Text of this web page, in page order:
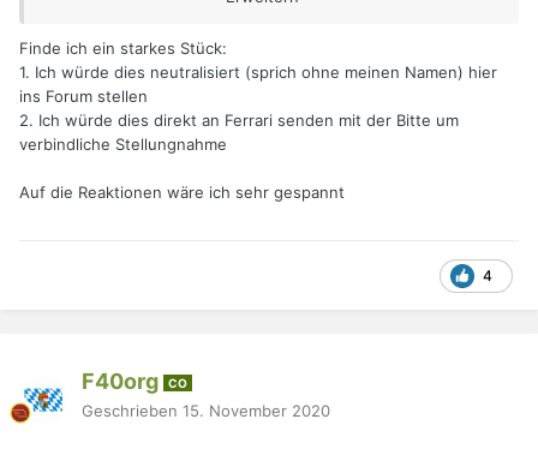
Finde ich ein starkes Stück:
1. Ich würde dies neutralisiert (sprich ohne meinen Namen) hier
ins Forum stellen
2. Ich würde dies direkt an Ferrari senden mit der Bitte um
verbindliche Stellungnahme
Auf die Reaktionen wäre ich sehr gespannt
4
F40org CO
Geschrieben 15. November 2020